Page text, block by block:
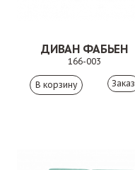
ДИВАН ФАБЬЕН
166-003
Заказ